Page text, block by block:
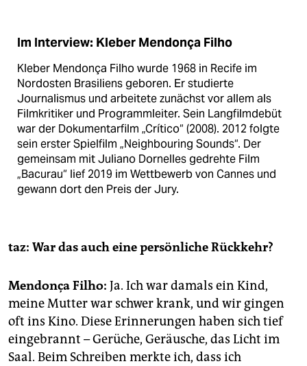
Im Interview: Kleber Mendonça Filho
Kleber Mendonça Filho wurde 1968 in Recife im
Nordosten Brasiliens geboren. Er studierte
Journalismus und arbeitete zunächst vor allem als
Film­kritiker und Programmleiter. Sein Langfilmdebüt
war der Dokumentarfilm „Crítico“ (2008). 2012 folgte
sein erster Spielfilm „Neighbouring Sounds“. Der
gemeinsam mit Juliano Dornelles gedrehte Film
„Bacurau“ lief 2019 im Wettbewerb von Cannes und
gewann dort den Preis der Jury.
taz: War das auch eine persönliche Rückkehr?
Mendonça Filho: Ja. Ich war damals ein Kind,
meine Mutter war schwer krank, und wir gingen
oft ins Kino. Diese Erinnerungen haben sich tief
eingebrannt – Gerüche, Geräusche, das Licht im
Saal. Beim Schreiben merkte ich, dass ich